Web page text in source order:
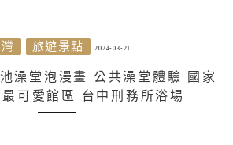
旅遊景點 2024-03-21
澡堂泡漫畫 公共澡堂體驗 國家
可愛館區 台中刑務所浴場